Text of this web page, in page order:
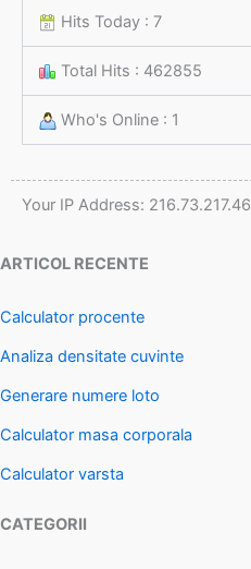
Hits Today : 7
Total Hits : 462855
Who's Online : 1
Your IP Address: 216.73.217.46
ARTICOL RECENTE
Calculator procente
Analiza densitate cuvinte
Generare numere loto
Calculator masa corporala
Calculator varsta
CATEGORII